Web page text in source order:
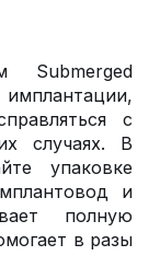
Submerged
с
случаях. В
упаковке
и
полную
в разы